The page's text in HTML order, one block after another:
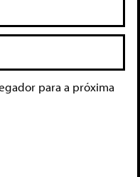
para a próxima